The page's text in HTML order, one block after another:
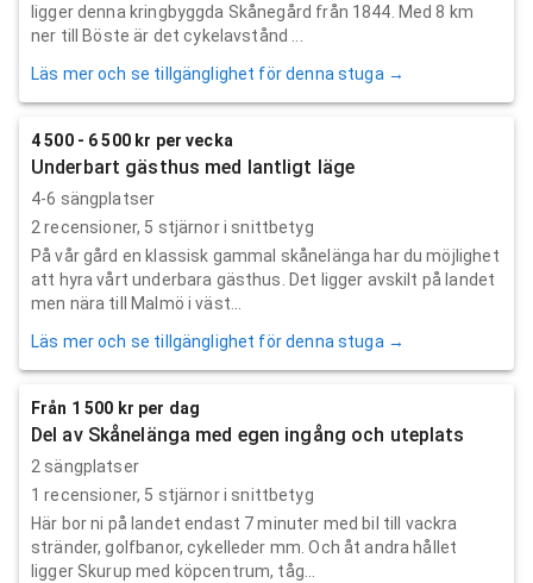
ligger denna kringbyggda Skånegård från 1844. Med 8 km
ner till Böste är det cykelavstånd ...
Läs mer och se tillgänglighet för denna stuga →
4 500 - 6 500 kr per vecka
Underbart gästhus med lantligt läge
4-6 sängplatser
2 recensioner, 5 stjärnor i snittbetyg
På vår gård en klassisk gammal skånelänga har du möjlighet
att hyra vårt underbara gästhus. Det ligger avskilt på landet
men nära till Malmö i väst...
Läs mer och se tillgänglighet för denna stuga →
Från 1 500 kr per dag
Del av Skånelänga med egen ingång och uteplats
2 sängplatser
1 recensioner, 5 stjärnor i snittbetyg
Här bor ni på landet endast 7 minuter med bil till vackra
stränder, golfbanor, cykelleder mm. Och åt andra hållet
ligger Skurup med köpcentrum, tåg...